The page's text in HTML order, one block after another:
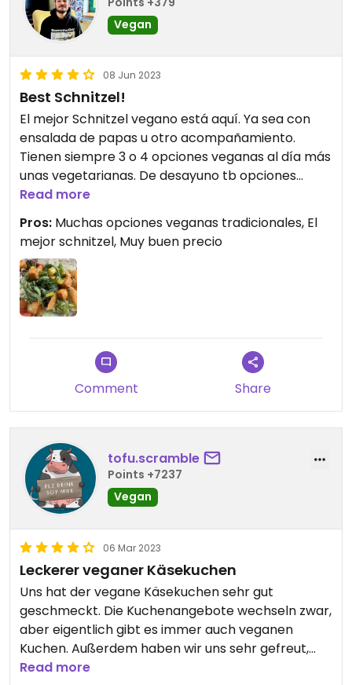
Vegan
08 Jun 2023
Best Schnitzel!
El mejor Schnitzel vegano está aquí. Ya sea con
ensalada de papas u otro acompañamiento.
Tienen siempre 3 o 4 opciones veganas al día más
unas vegetarianas. De desayuno tb opciones
veganas y también pasteles. El precio muy bueno
para la calidad y porciones. Mucho espacio y
tienen para sentarse afuera también. Muy muy
recomendado.
Read more
Pros: Muchas opciones veganas tradicionales, El
mejor schnitzel, Muy buen precio
Comment Share
tofu.scramble
Points +7237
Vegan
06 Mar 2023
Leckerer veganer Käsekuchen
Uns hat der vegane Käsekuchen sehr gut
geschmeckt. Die Kuchenangebote wechseln zwar,
aber eigentlich gibt es immer auch veganen
Kuchen. Außerdem haben wir uns sehr gefreut,
dass die heiße Schoki auch in vegan mit
Read more